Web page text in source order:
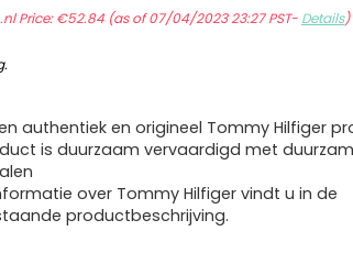
Price:€52.84 (as of 07/04/2023 23:27 PST- Details)
.
authentiek en origineel Tommy Hilfiger
is duurzaam vervaardigd met
over Tommy Hilfiger vindt u in de
productbeschrijving.